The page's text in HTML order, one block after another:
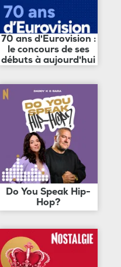
70 ans d'Eurovision :
le concours de ses
débuts à aujourd'hui
Do You Speak Hip-
Hop?